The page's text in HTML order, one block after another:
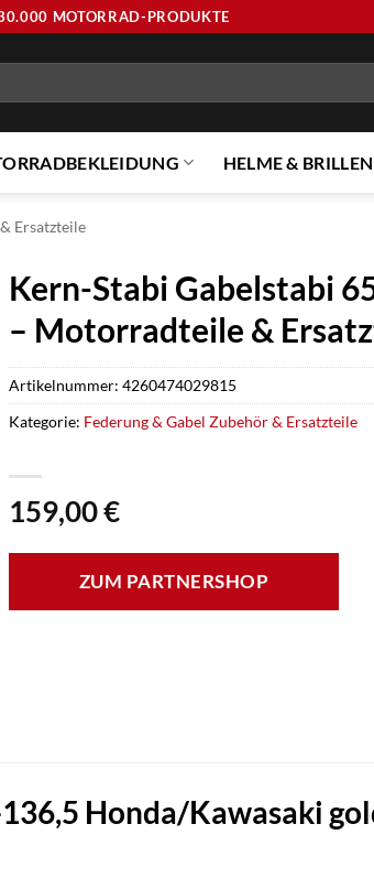
MOTORRAD-PRODUKTE
HELME & BRILLEN
Ersatzteile
Kern-Stabi Gabelstabi
– Motorradteile &
159,00€
ZUM PARTNERSHOP
Artikelnummer: 4260474029815
Kategorie: Federung & Gabel Zubehör & Ersatzteile
Honda/Kawasaki